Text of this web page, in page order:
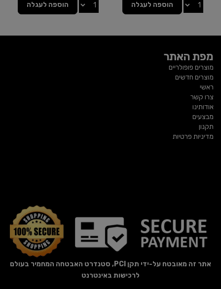
הוספה לעגלה הוספה לעגלה
מפת האתר
מוצרים פופולריים
מוצרים חדשים
ראשי
צרו קשר
אודותינו
מבצעים
תקנון
מדיניות פרטיות
אתר זה מאובטח על-ידי תקן PCI, סטנדרט האבטחה המחמיר בעולם
לרכישות באינטרנט